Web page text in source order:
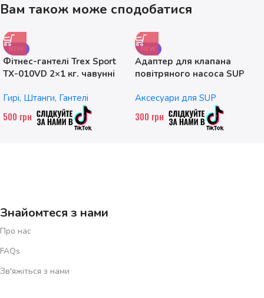
Вам також може сподобатися
NEW
Фітнес-гантелі Trex Sport
TX-010VD 2×1 кг. чавунні
Гирі, Штанги, Гантелі
500 грн
NEW
Адаптер для клапана
повітряного насоса SUP
Аксесуари для SUP
300 грн
Знайомтеся з нами
Про нас
FAQs
Зв'яжіться з нами